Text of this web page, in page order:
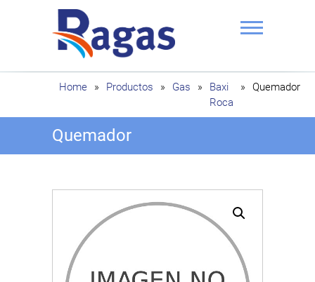
Ragas
Home » Productos » Gas »
Baxi
Roca
» Quemador
Quemador